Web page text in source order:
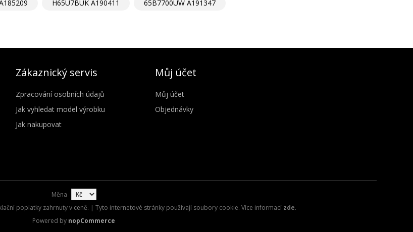
H65U7BUK A190411 65B7700UW A191347
Zákaznický servis
Zpracování osobních údajů
Jak vyhledat model výrobku
Jak nakupovat
Můj účet
Můj účet
Objednávky
Měna
poplatky zahrnuty v ceně. | Tyto internetové stránky používají soubory cookie. Více informací zde.
Powered by nopCommerce